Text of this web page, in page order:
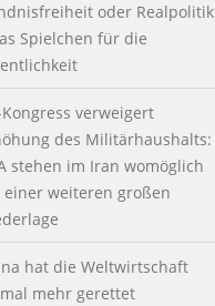
oder Realpolitik
Spielchen für die
Kongress verweigert
des Militärhaushalts:
stehen im Iran womöglich
einer weiteren großen
hat die Weltwirtschaft
mehr gerettet